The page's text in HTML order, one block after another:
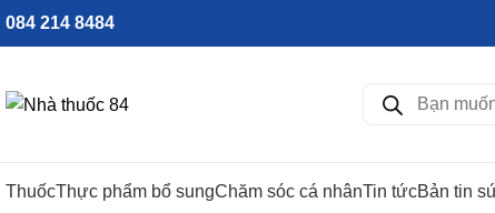
084 214 8484
ThuốcThực phẩm bổ sungChăm sóc cá nhânTin tứcBản tin